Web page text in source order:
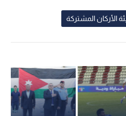
الأركان المشتركة